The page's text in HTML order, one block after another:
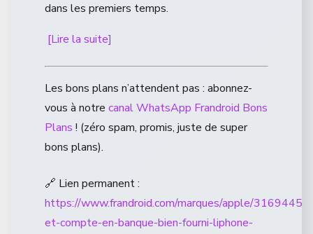
dans les premiers temps.
[Lire la suite]
Les bons plans n’attendent pas : abonnez-
vous à notre canal WhatsApp Frandroid Bons
Plans ! (zéro spam, promis, juste de super
bons plans).
🔗 Lien permanent :
https://www.frandroid.com/marques/apple/
et-compte-en-banque-bien-fourni-liphone-